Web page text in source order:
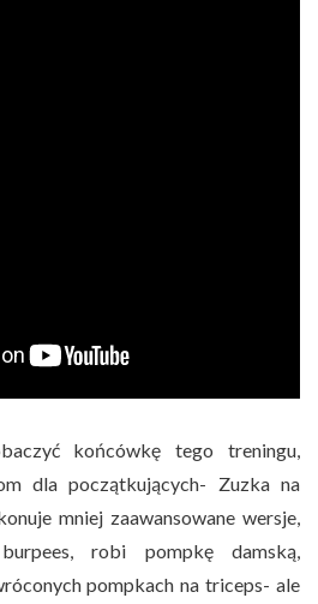
końcówkę tego treningu,
dla początkujących- Zuzka na
mniej zaawansowane wersje,
robi pompkę damską,
pompkach na triceps- ale